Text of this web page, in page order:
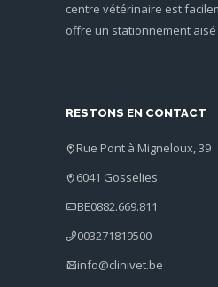
centre vétérinaire est
offre un stationnement
RESTONS EN CONTACT
Rue Pont à Migneloux, 39
6041 Gosselies
BE0882.669.811
003271819500
info@clinivet.be